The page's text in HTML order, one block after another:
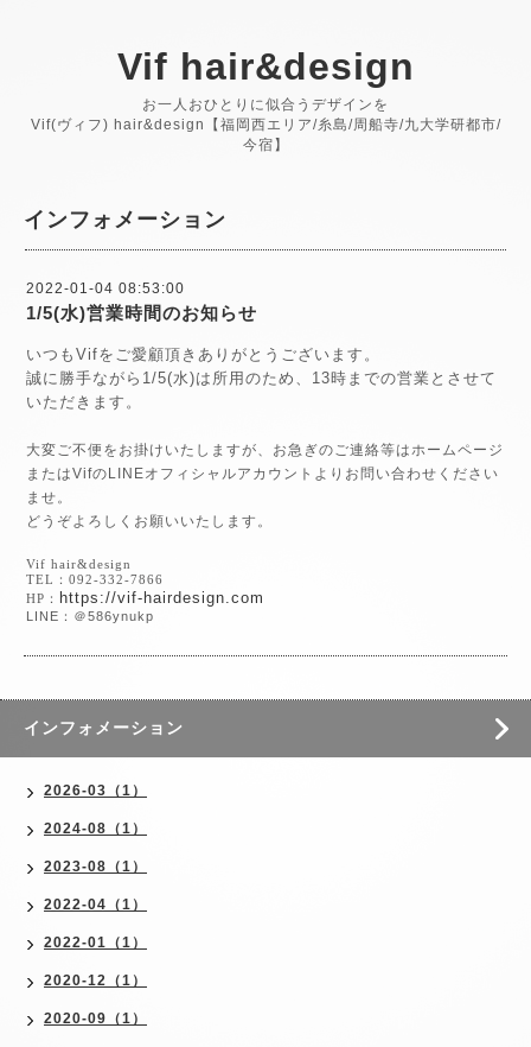
Vif hair&design
お一人おひとりに似合うデザインを
Vif(ヴィフ) hair&design【福岡西エリア/糸島/周船寺/九大学研都市/
今宿】
インフォメーション
2022-01-04 08:53:00
1/5(水)営業時間のお知らせ
いつもVifをご愛顧頂きありがとうございます。
誠に勝手ながら1/5(水)は所用のため、13時までの営業とさせて
いただきます。
大変ご不便をお掛けいたしますが、お急ぎのご連絡等はホームページ
またはVifのLINEオフィシャルアカウントよりお問い合わせください
ませ。
どうぞよろしくお願いいたします。
Vif hair&design
TEL：092-332-7866
HP：
https://vif-hairdesign.com
LINE：＠586ynukp
インフォメーション
2026-03（1）
2024-08（1）
2023-08（1）
2022-04（1）
2022-01（1）
2020-12（1）
2020-09（1）